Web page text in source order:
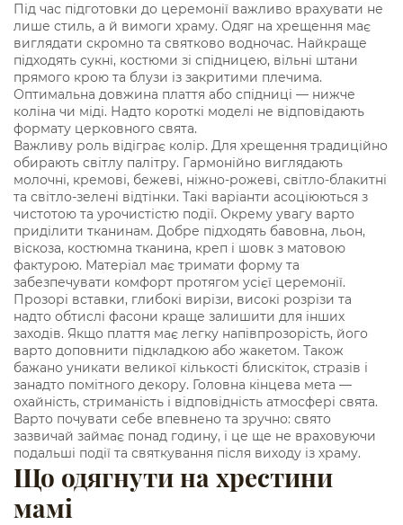
Під час підготовки до церемонії важливо врахувати не
лише стиль, а й вимоги храму. Одяг на хрещення має
виглядати скромно та святково водночас. Найкраще
підходять сукні, костюми зі спідницею, вільні штани
прямого крою та блузи із закритими плечима.
Оптимальна довжина плаття або спідниці — нижче
коліна чи міді. Надто короткі моделі не відповідають
формату церковного свята.
Важливу роль відіграє колір. Для хрещення традиційно
обирають світлу палітру. Гармонійно виглядають
молочні, кремові, бежеві, ніжно-рожеві, світло-блакитні
та світло-зелені відтінки. Такі варіанти асоціюються з
чистотою та урочистістю події. Окрему увагу варто
приділити тканинам. Добре підходять бавовна, льон,
віскоза, костюмна тканина, креп і шовк з матовою
фактурою. Матеріал має тримати форму та
забезпечувати комфорт протягом усієї церемонії.
Прозорі вставки, глибокі вирізи, високі розрізи та
надто обтислі фасони краще залишити для інших
заходів. Якщо плаття має легку напівпрозорість, його
варто доповнити підкладкою або жакетом. Також
бажано уникати великої кількості блискіток, стразів і
занадто помітного декору. Головна кінцева мета —
охайність, стриманість і відповідність атмосфері свята.
Варто почувати себе впевнено та зручно: свято
зазвичай займає понад годину, і це ще не враховуючи
подальші події та святкування після виходу із храму.
Що одягнути на хрестини
мамі